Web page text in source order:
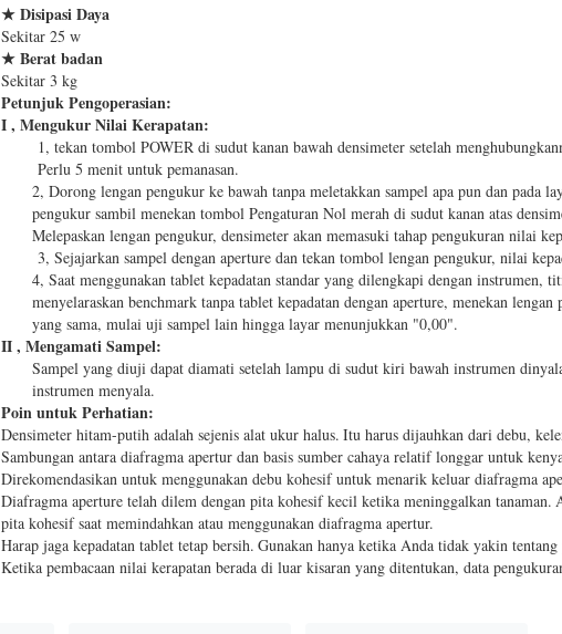
★Disipasi Daya
Sekitar 25 w
★Berat badan
Sekitar 3 kg
Petunjuk Pengoperasian:
I, Mengukur Nilai Kerapatan:
1, tekan tombol POWER di sudut kanan bawah densimeter setelah
Perlu 5 menit untuk pemanasan.
2, Dorong lengan pengukur ke bawah tanpa meletakkan sampel apa pun dan pada
pengukur sambil menekan tombol Pengaturan Nol merah di sudut kanan atas
Melepaskan lengan pengukur, densimeter akan memasuki tahap pengukuran nilai
3, Sejajarkan sampel dengan aperture dan tekan tombol lengan pengukur, nilai
4, Saat menggunakan tablet kepadatan standar yang dilengkapi dengan
menyelaraskan benchmark tanpa tablet kepadatan dengan aperture, menekan
yang sama, mulai uji sampel lain hingga layar menunjukkan "0,00".
II, Mengamati Sampel:
Sampel yang diuji dapat diamati setelah lampu di sudut kiri bawah instrumen
instrumen menyala.
Poin untuk Perhatian:
Densimeter hitam-putih adalah sejenis alat ukur halus. Itu harus dijauhkan dari debu,
Sambungan antara diafragma apertur dan basis sumber cahaya relatif longgar untuk
Direkomendasikan untuk menggunakan debu kohesif untuk menarik keluar diafragma
Diafragma aperture telah dilem dengan pita kohesif kecil ketika meninggalkan tanaman.
pita kohesif saat memindahkan atau menggunakan diafragma apertur.
Harap jaga kepadatan tablet tetap bersih. Gunakan hanya ketika Anda tidak yakin tentang
Ketika pembacaan nilai kerapatan berada di luar kisaran yang ditentukan, data